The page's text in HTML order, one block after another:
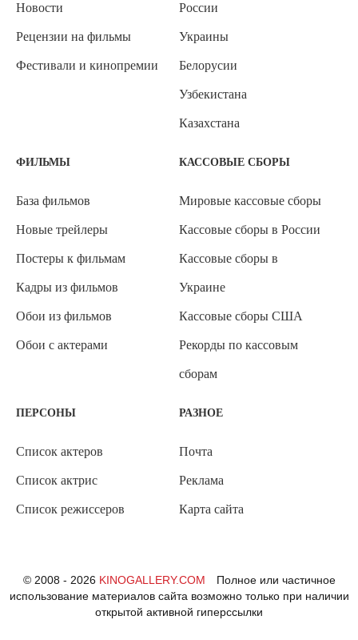
Новости
Рецензии на фильмы
Фестивали и кинопремии
России
Украины
Белорусии
Узбекистана
Казахстана
ФИЛЬМЫ
База фильмов
Новые трейлеры
Постеры к фильмам
Кадры из фильмов
Обои из фильмов
Обои с актерами
КАССОВЫЕ СБОРЫ
Мировые кассовые сборы
Кассовые сборы в России
Кассовые сборы в
Украине
Кассовые сборы США
Рекорды по кассовым
сборам
ПЕРСОНЫ
Список актеров
Список актрис
Список режиссеров
РАЗНОЕ
Почта
Реклама
Карта сайта
© 2008 - 2026 KINOGALLERY.COM
Полное или частичное
использование материалов сайта возможно только при наличии
открытой активной гиперссылки